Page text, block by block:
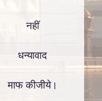
नहीं
धन्यावाद
माफ कीजीये।